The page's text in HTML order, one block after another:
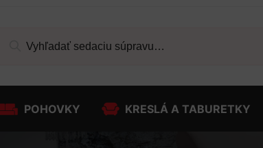
POHOVKY KRESLÁ A TABURETKY